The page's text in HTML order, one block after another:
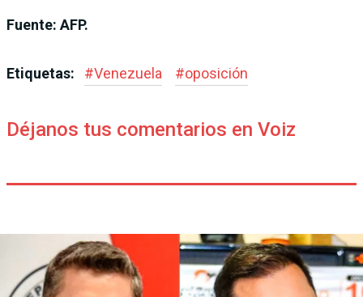
Fuente: AFP.
Etiquetas: #Venezuela #oposición
Déjanos tus comentarios en Voiz